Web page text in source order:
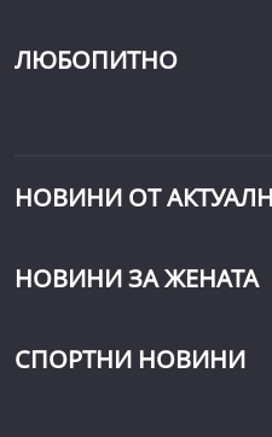
ЛЮБОПИТНО
НОВИНИ ОТ
НОВИНИ ЗА ЖЕНАТА
СПОРТНИ НОВИНИ